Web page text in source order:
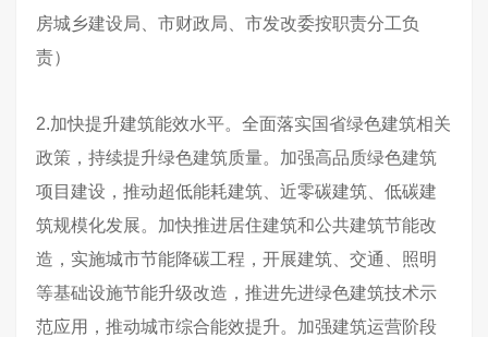
房城乡建设局、市财政局、市发改委按职责分工负
责）
2.加快提升建筑能效水平。全面落实国省绿色建筑相关
政策，持续提升绿色建筑质量。加强高品质绿色建筑
项目建设，推动超低能耗建筑、近零碳建筑、低碳建
筑规模化发展。加快推进居住建筑和公共建筑节能改
造，实施城市节能降碳工程，开展建筑、交通、照明
等基础设施节能升级改造，推进先进绿色建筑技术示
范应用，推动城市综合能效提升。加强建筑运营阶段